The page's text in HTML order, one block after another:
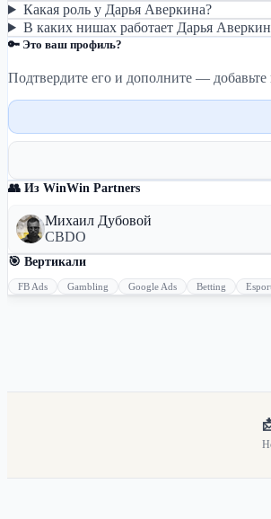
Какая роль у Дарья Аверкина?
В каких нишах работает Дарья
🔑 Это ваш профиль?
Подтвердите его и дополните —
👥 Из WinWin Partners
Михаил Дубовой
CBDO
🎯 Вертикали
FB Ads Gambling Google Ads Betting